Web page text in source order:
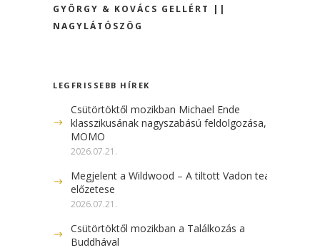
GYÖRGY & KOVÁCS GELLÉRT ||
NAGYLÁTÓSZÖG
LEGFRISSEBB HÍREK
Csütörtöktől mozikban Michael Ende
klasszikusának nagyszabású feldolgozása, a
MOMO
2026.07.21.
Megjelent a Wildwood – A tiltott Vadon teaser
előzetese
2026.07.21.
Csütörtöktől mozikban a Találkozás a
Buddhával